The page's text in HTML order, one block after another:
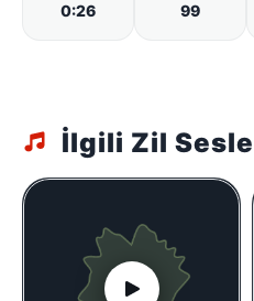
0:26 99
İlgili Zil